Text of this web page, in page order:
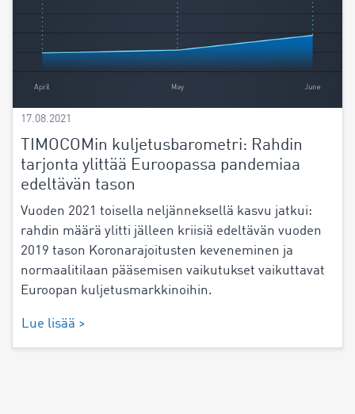
17.08.2021
TIMOCOMin kuljetusbarometri: Rahdin
tarjonta ylittää Euroopassa pandemiaa
edeltävän tason
Vuoden 2021 toisella neljänneksellä kasvu jatkui:
rahdin määrä ylitti jälleen kriisiä edeltävän vuoden
2019 tason Koronarajoitusten keveneminen ja
normaalitilaan pääsemisen vaikutukset vaikuttavat
Euroopan kuljetusmarkkinoihin.
Lue lisää >